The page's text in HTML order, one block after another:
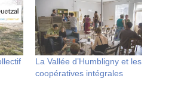
La Vallée d’Humbligny et les
coopératives intégrales